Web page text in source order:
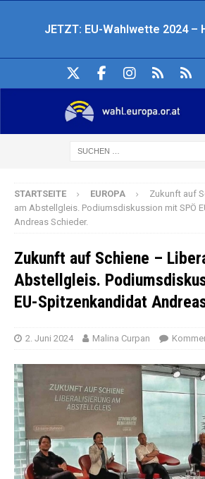
JETZT: EU-Wahlwette 2024 –
STARTSEITE EUROPA
Zukunft auf
am Abstellgleis. Podiumsdiskussion mit SPÖ
Andreas Schieder.
Zukunft auf Schiene –
Abstellgleis.
EU-Spitzenkandidat
2. Juni 2024 Malina Curpan